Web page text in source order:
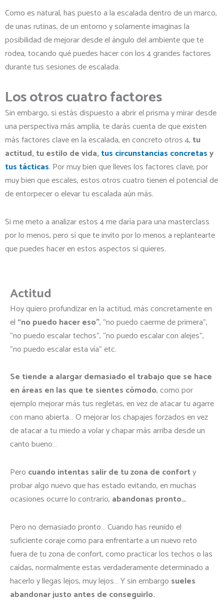
Como es natural, has puesto a la escalada dentro de un marco,
de unas rutinas, de un entorno y solamente imaginas la
posibilidad de mejorar desde el ángulo del ambiente que te
rodea, tocando qué puedes hacer con los 4 grandes factores
durante tus sesiones de escalada.
Los otros cuatro factores
Sin embargo, si estás dispuesto a abrir el prisma y mirar desde
una perspectiva más amplia, te darás cuenta de que existen
más factores clave en la escalada, en concreto otros 4, tu
actitud, tu estilo de vida, tus circunstancias concretasy
tus tácticas. Por muy bien que lleves los factores clave, por
muy bien que escales, estos otros cuatro tienen el potencial de
de entorpecer o elevar tu escalada aún más.
Si me meto a analizar estos 4 me daría para una masterclass
por lo menos, pero sí que te invito por lo menos a replantearte
que puedes hacer en estos aspectos si quieres.
Actitud
Hoy quiero profundizar en la actitud, más concretamente en
el “no puedo hacer eso”, “no puedo caerme de primera”,
“no puedo escalar techos”, “no puedo escalar con alejes”,
“no puedo escalar esta vía” etc.
Se tiende a alargar demasiado el trabajo que se hace
en áreas en las que te sientes cómodo, como por
ejemplo mejorar más tus regletas, en vez de atacar tu agarre
con mano abierta… O mejorar los chapajes forzados en vez
de atacar a tu miedo a volar y chapar más arriba desde un
canto bueno…
Pero cuando intentas salir de tu zona de conforty
probar algo nuevo que has estado evitando, en muchas
ocasiones ocurre lo contrario, abandonas pronto…
Pero no demasiado pronto… Cuando has reunido el
suficiente coraje como para enfrentarte a un nuevo reto
fuera de tu zona de confort, como practicar los techos o las
caídas, normalmente estas verdaderamente determinado a
hacerlo y llegas lejos, muy lejos… Y sin embargo sueles
abandonar justo antes de conseguirlo.